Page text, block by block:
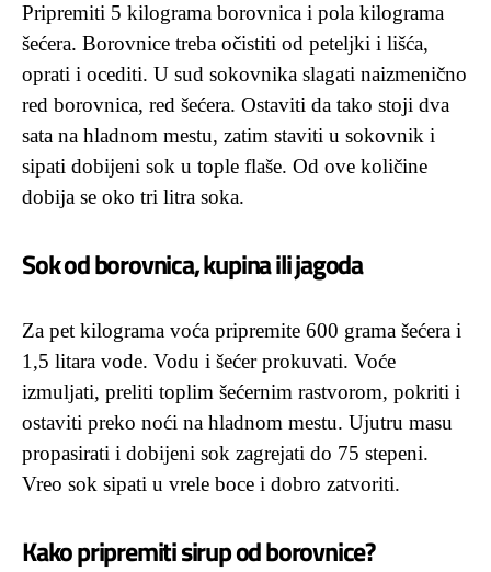
Pripremiti 5 kilograma borovnica i pola kilograma
šećera. Borovnice treba očistiti od peteljki i lišća,
oprati i ocediti. U sud sokovnika slagati naizmenično
red borovnica, red šećera. Ostaviti da tako stoji dva
sata na hladnom mestu, zatim staviti u sokovnik i
sipati dobijeni sok u tople flaše. Od ove količine
dobija se oko tri litra soka.
Sok od borovnica, kupina ili jagoda
Za pet kilograma voća pripremite 600 grama šećera i
1,5 litara vode. Vodu i šećer prokuvati. Voće
izmuljati, preliti toplim šećernim rastvorom, pokriti i
ostaviti preko noći na hladnom mestu. Ujutru masu
propasirati i dobijeni sok zagrejati do 75 stepeni.
Vreo sok sipati u vrele boce i dobro zatvoriti.
Kako pripremiti sirup od borovnice?